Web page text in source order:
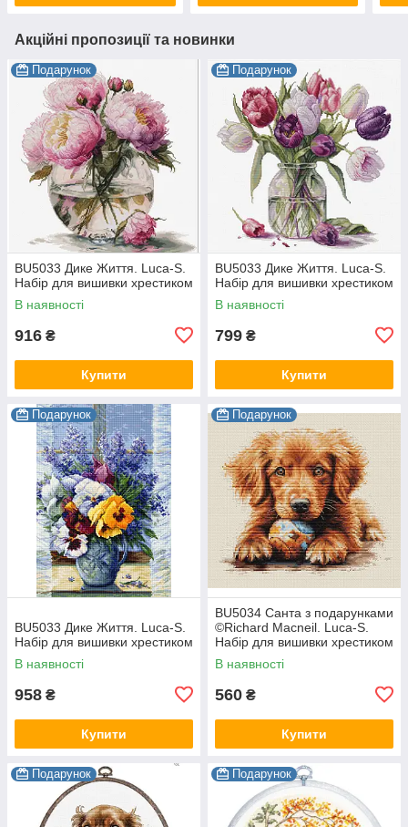
Акційні пропозиції та новинки
Подарунок
BU5033 Дике Життя. Luca-S.
Набір для вишивки хрестиком
В наявності
916 ₴
Купити
Подарунок
BU5033 Дике Життя. Luca-S.
Набір для вишивки хрестиком
В наявності
799 ₴
Купити
Подарунок
BU5033 Дике Життя. Luca-S.
Набір для вишивки хрестиком
В наявності
958 ₴
Купити
Подарунок
BU5034 Санта з подарунками
©Richard Macneil. Luca-S.
Набір для вишивки хрестиком
В наявності
560 ₴
Купити
Подарунок Подарунок